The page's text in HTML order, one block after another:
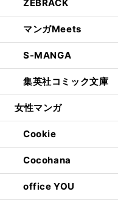
ZEBRACK
マンガMeets
S-MANGA
集英社コミック文庫
女性マンガ
Cookie
Cocohana
office YOU